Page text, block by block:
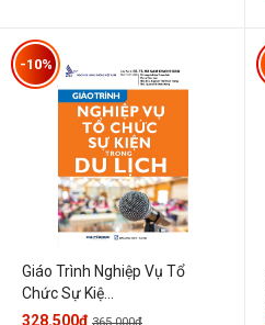
Giáo Trình Nghiệp Vụ Tổ
Chức Sự Kiệ...
-10%
328.500đ